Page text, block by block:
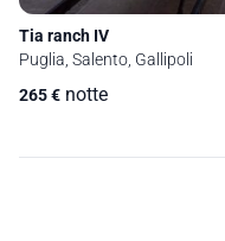
Tia ranch IV
Puglia, Salento, Gallipoli
265€ notte